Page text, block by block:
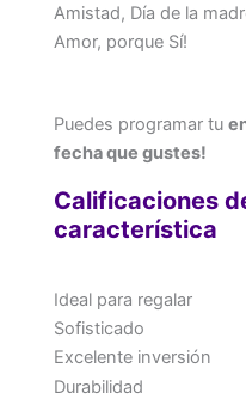
Amistad, Día de la
Amor, porque Sí!
Puedes programar tu
fecha que gustes!
Calificaciones
característica
Ideal para regalar
Sofisticado
Excelente inversión
Durabilidad